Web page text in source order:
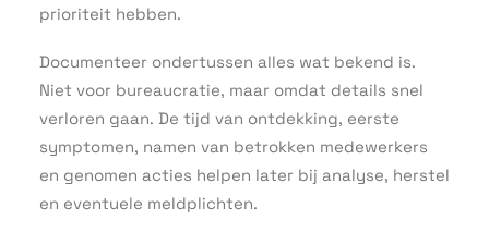
prioriteit hebben.
Documenteer ondertussen alles wat bekend is.
Niet voor bureaucratie, maar omdat details snel
verloren gaan. De tijd van ontdekking, eerste
symptomen, namen van betrokken medewerkers
en genomen acties helpen later bij analyse, herstel
en eventuele meldplichten.